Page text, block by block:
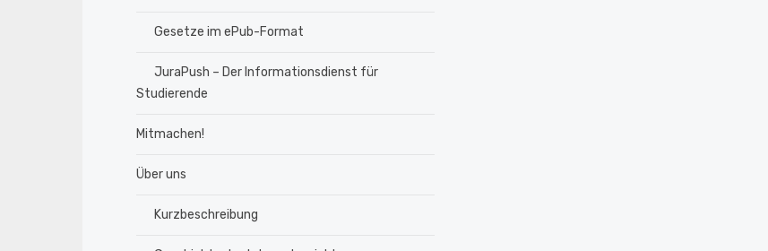
Gesetze im ePub-Format
JuraPush – Der Informationsdienst für
Studierende
Mitmachen!
Über uns
Kurzbeschreibung